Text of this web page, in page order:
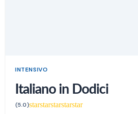
INTENSIVO
Italiano in Dodici
(5.0)starstarstarstarstar